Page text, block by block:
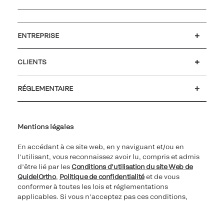
ENTREPRISE
CLIENTS
RÉGLEMENTAIRE
Mentions légales
En accédant à ce site web, en y naviguant et/ou en
l’utilisant, vous reconnaissez avoir lu, compris et admis
d’être lié par lesConditions d’utilisation du site Web de
QuidelOrtho, Politique de confidentialitéet de vous
conformer à toutes les lois et réglementations
applicables. Si vous n’acceptez pas ces conditions,